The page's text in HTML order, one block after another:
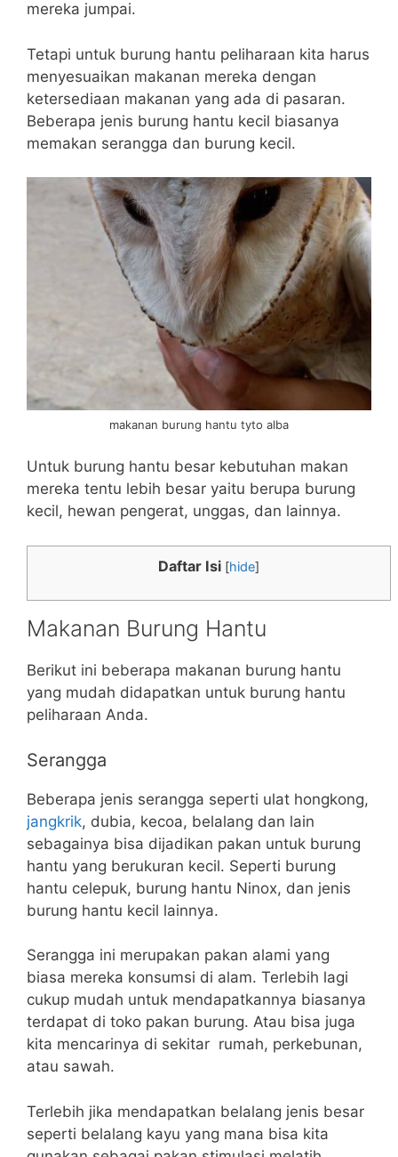
mereka jumpai.
Tetapi untuk burung hantu peliharaan kita harus
menyesuaikan makanan mereka dengan
ketersediaan makanan yang ada di pasaran.
Beberapa jenis burung hantu kecil biasanya
memakan serangga dan burung kecil.
makanan burung hantu tyto alba
Untuk burung hantu besar kebutuhan makan
mereka tentu lebih besar yaitu berupa burung
kecil, hewan pengerat, unggas, dan lainnya.
Daftar Isi [hide]
Makanan Burung Hantu
Berikut ini beberapa makanan burung hantu
yang mudah didapatkan untuk burung hantu
peliharaan Anda.
Serangga
Beberapa jenis serangga seperti ulat hongkong,
jangkrik, dubia, kecoa, belalang dan lain
sebagainya bisa dijadikan pakan untuk burung
hantu yang berukuran kecil. Seperti burung
hantu celepuk, burung hantu Ninox, dan jenis
burung hantu kecil lainnya.
Serangga ini merupakan pakan alami yang
biasa mereka konsumsi di alam. Terlebih lagi
cukup mudah untuk mendapatkannya biasanya
terdapat di toko pakan burung. Atau bisa juga
kita mencarinya di sekitar rumah, perkebunan,
atau sawah.
Terlebih jika mendapatkan belalang jenis besar
seperti belalang kayu yang mana bisa kita